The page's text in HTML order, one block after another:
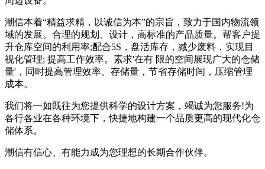
潮信本着“精益求精，以诚信为本”的宗旨，致力于国内物流领
域的发展。合理的规划、设计，高标准的产品质量。帮客户提
升仓库空间的利用率;配合5S，盘活库存，减少废料，实现目
视化管理; 提高工作效率。素求'在有 限的空间展现广大的仓储
量'，同时提高管理效率、存储量，节省存储时间，压缩管理
成本。
我们将一如既往为您提供科学的设计方案，竭诚为您服务!为
各行各业在各种环境下，快捷地构建一个品质更高的现代化仓
储体系。
潮信有信心、有能力成为您理想的长期合作伙伴。